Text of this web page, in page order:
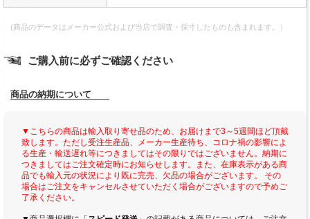
(商品のデータはメーカー公式および当店で調査・採寸したものも含まれます。）
ご購入前に必ずご確認ください
商品の納期について
▼こちらの商品は輸入取り寄せ品のため、お届けまで3～5週間ほど頂戴
致します。ただし受注生産品、メーカー生産待ち、コロナ禍の影響によ
る生産・輸送遅れ等につきましてはその限りではございません。納期に
つきましてはご注文確定時にお知らせします。また、在庫表示がある商
品でも輸入元の状況により既に完売、欠品の場合がございます。 その
場合はご注文をキャンセルさせていただく場合がございますので予めご
了承ください。